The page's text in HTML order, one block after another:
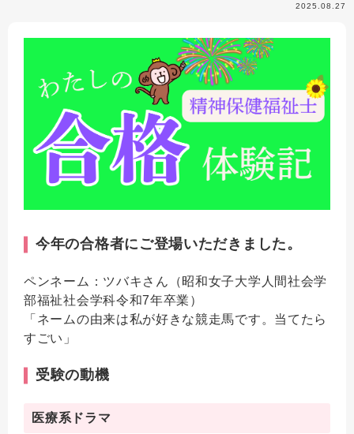
2025.08.27
今年の合格者にご登場いただきました。
ペンネーム：ツバキさん（昭和女子大学人間社会学
部福祉社会学科令和7年卒業）
「ネームの由来は私が好きな競走馬です。当てたら
すごい」
受験の動機
医療系ドラマ